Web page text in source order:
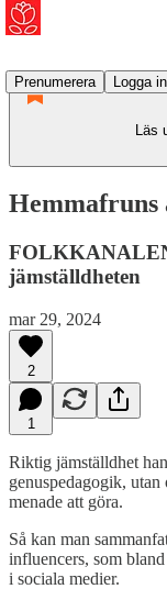
Prenumerera
Logga in
Läs
Hemmafruns
jämställdheten
mar 29, 2024
2
1
Riktig jämställdhet
genuspedagogik,
menade att göra.
Så kan man
influencers, som
i sociala medier.